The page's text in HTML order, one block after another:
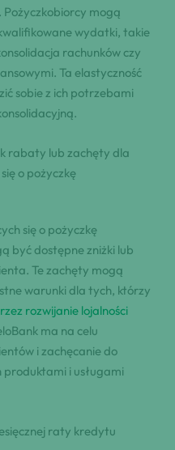
mogą
wydatki, takie
rachunków czy
Ta elastyczność
sobie z ich potrzebami
rabaty lub zachęty dla
o pożyczkę
się o pożyczkę
być dostępne zniżki lub
Te zachęty mogą
warunki dla tych, którzy
rozwijanie lojalności
ma na celu
i zachęcanie do
i usługami
raty kredytu